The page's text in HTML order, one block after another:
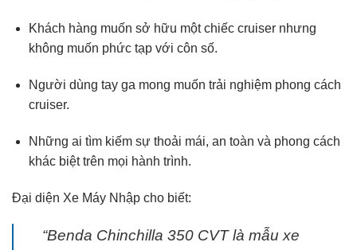
Khách hàng muốn sở hữu một chiếc cruiser nhưng
không muốn phức tạp với côn số.
Người dùng tay ga mong muốn trải nghiệm phong cách
cruiser.
Những ai tìm kiếm sự thoải mái, an toàn và phong cách
khác biệt trên mọi hành trình.
Đại diện Xe Máy Nhập cho biết:
“Benda Chinchilla 350 CVT là mẫu xe